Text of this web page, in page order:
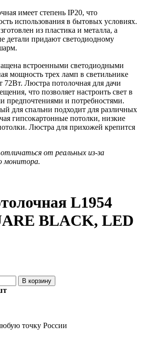
имеет степень IP20, что
использования в бытовых условиях.
из пластика и металла, а
детали придают светодиодному
встроенными светодиодными
мощность трех ламп в светильнике
72Вт. Люстра потолочная для дачи
что позволяет настроить свет в
предпочтениями и потребностями.
для спальни подходит для различных
гипсокартонные потолки, низкие
Люстра для прихожей крепится
от реальных из-за
монитора.
L1954
BLACK, LED
В корзину
точку России